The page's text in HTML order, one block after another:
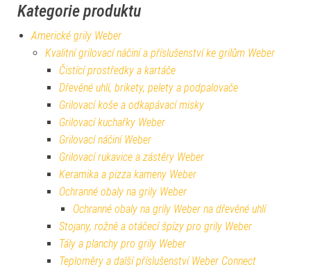
Kategorie produktu
Americké grily Weber
Kvalitní grilovací náčiní a příslušenství ke grilům Weber
Čistící prostředky a kartáče
Dřevěné uhlí, brikety, pelety a podpalovače
Grilovací koše a odkapávací misky
Grilovací kuchařky Weber
Grilovací náčiní Weber
Grilovací rukavice a zástěry Weber
Keramika a pizza kameny Weber
Ochranné obaly na grily Weber
Ochranné obaly na grily Weber na dřevěné uhlí
Stojany, rožně a otáčecí špízy pro grily Weber
Tály a planchy pro grily Weber
Teploměry a další příslušenství Weber Connect